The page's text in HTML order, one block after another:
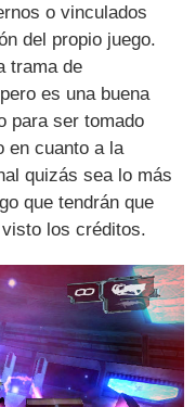
o vinculados
del propio juego.
trama de
es una buena
para ser tomado
en cuanto a la
quizás sea lo más
que tendrán que
los créditos.